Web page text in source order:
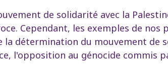
de solidarité avec la
Cependant, les exemples de nos
détermination du mouvement de
l'opposition au génocide commis